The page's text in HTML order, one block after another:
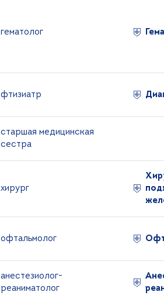
гематолог
фтизиатр
старшая медицинская
сестра
хирург
офтальмолог
анестезиолог-
реаниматолог